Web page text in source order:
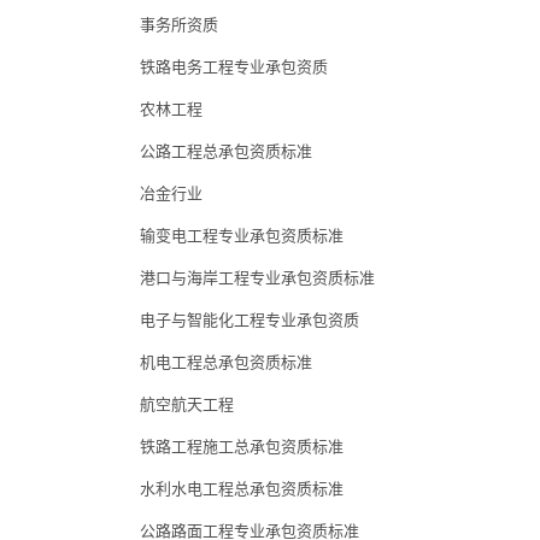
事务所资质
铁路电务工程专业承包资质
农林工程
公路工程总承包资质标准
冶金行业
输变电工程专业承包资质标准
港口与海岸工程专业承包资质标准
电子与智能化工程专业承包资质
机电工程总承包资质标准
航空航天工程
铁路工程施工总承包资质标准
水利水电工程总承包资质标准
公路路面工程专业承包资质标准